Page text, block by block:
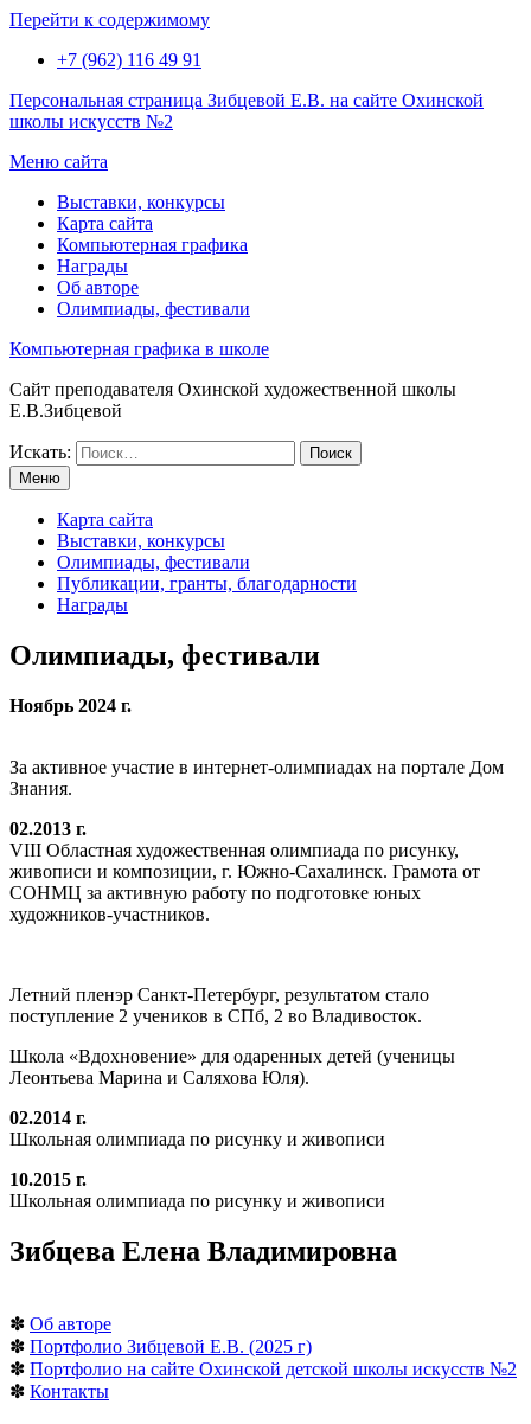
Перейти к содержимому
+7 (962) 116 49 91
Персональная страница Зибцевой Е.В. на сайте Охинской
школы искусств №2
Меню сайта
Выставки, конкурсы
Карта сайта
Компьютерная графика
Награды
Об авторе
Олимпиады, фестивали
Компьютерная графика в школе
Сайт преподавателя Охинской художественной школы
Е.В.Зибцевой
Искать:
Меню
Карта сайта
Выставки, конкурсы
Олимпиады, фестивали
Публикации, гранты, благодарности
Награды
Олимпиады, фестивали
Ноябрь 2024 г.
За активное участие в интернет-олимпиадах на портале Дом
Знания.
02.2013 г.
VIII Областная художественная олимпиада по рисунку,
живописи и композиции, г. Южно-Сахалинск. Грамота от
СОНМЦ за активную работу по подготовке юных
художников-участников.
Летний пленэр Санкт-Петербург, результатом стало
поступление 2 учеников в СПб, 2 во Владивосток.
Школа «Вдохновение» для одаренных детей (ученицы
Леонтьева Марина и Саляхова Юля).
02.2014 г.
Школьная олимпиада по рисунку и живописи
10.2015 г.
Школьная олимпиада по рисунку и живописи
Зибцева Елена Владимировна
✽ Об авторе
✽ Портфолио Зибцевой Е.В. (2025 г)
✽ Портфолио на сайте Охинской детской школы искусств №2
✽ Контакты